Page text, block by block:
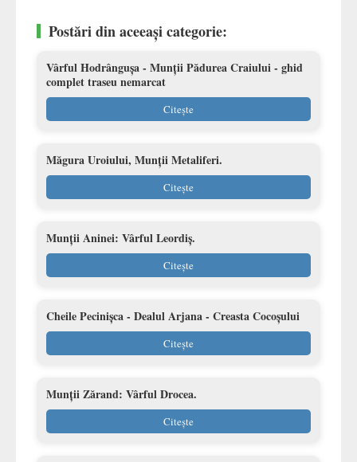
Postări din aceeași categorie:
Vârful Hodrângușa - Munții Pădurea Craiului - ghid
complet traseu nemarcat
Citește
Măgura Uroiului, Munții Metaliferi.
Citește
Munții Aninei: Vârful Leordiș.
Citește
Cheile Pecinișca - Dealul Arjana - Creasta Cocoșului
Citește
Munții Zărand: Vârful Drocea.
Citește